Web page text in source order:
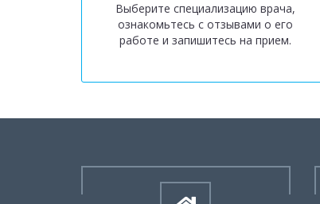
Выберите специализацию врача,
ознакомьтесь с отзывами о его
работе и запишитесь на прием.